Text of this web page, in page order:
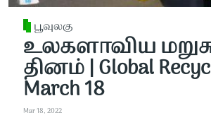
பூவுலகு
உலகளாவிய
தினம் | Global
March 18
Mar 18, 2022